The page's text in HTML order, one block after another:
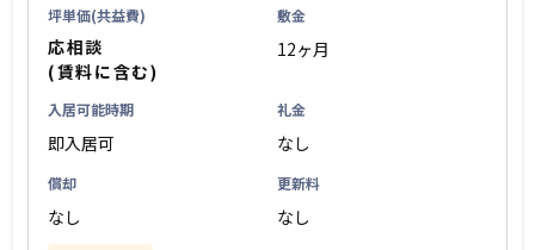
坪単価(共益費)
応相談
(賃料に含む)
敷金
12ヶ月
入居可能時期
即入居可
礼金
なし
償却
なし
更新料
なし